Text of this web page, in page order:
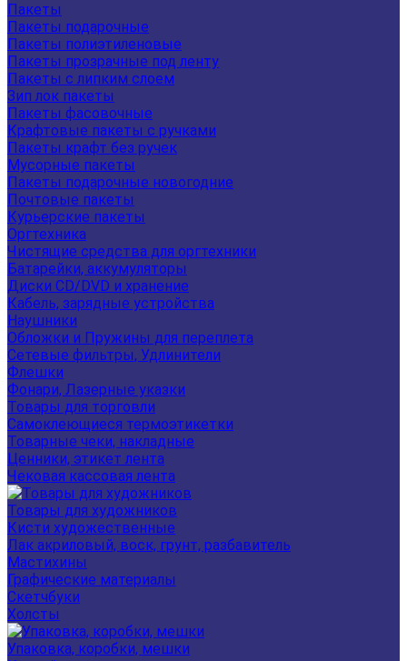
Пакеты
Пакеты подарочные
Пакеты полиэтиленовые
Пакеты прозрачные под ленту
Пакеты с липким слоем
Зип лок пакеты
Пакеты фасовочные
Крафтовые пакеты с ручками
Пакеты крафт без ручек
Мусорные пакеты
Пакеты подарочные новогодние
Почтовые пакеты
Курьерские пакеты
Оргтехника
Чистящие средства для оргтехники
Батарейки, аккумуляторы
Диски CD/DVD и хранение
Кабель, зарядные устройства
Наушники
Обложки и Пружины для переплета
Сетевые фильтры, Удлинители
Флешки
Фонари, Лазерные указки
Товары для торговли
Самоклеющиеся термоэтикетки
Товарные чеки, накладные
Ценники, этикет лента
Чековая кассовая лента
Товары для художников
Кисти художественные
Лак акриловый, воск, грунт, разбавитель
Мастихины
Графические материалы
Скетчбуки
Холсты
Упаковка, коробки, мешки